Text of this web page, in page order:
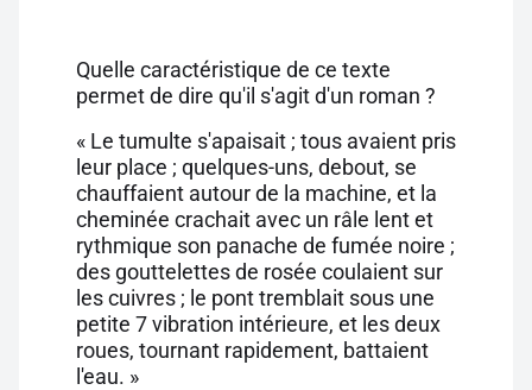
Quelle caractéristique de ce texte
permet de dire qu'il s'agit d'un roman ?
« Le tumulte s'apaisait ; tous avaient pris
leur place ; quelques-uns, debout, se
chauffaient autour de la machine, et la
cheminée crachait avec un râle lent et
rythmique son panache de fumée noire ;
des gouttelettes de rosée coulaient sur
les cuivres ; le pont tremblait sous une
petite 7 vibration intérieure, et les deux
roues, tournant rapidement, battaient
l'eau. »